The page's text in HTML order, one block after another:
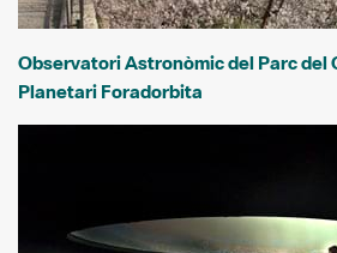
Observatori Astronòmic del Parc del
Planetari Foradorbita